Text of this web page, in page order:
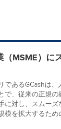
MSME）に
であるGCashは、
で、従来の正規の
に対し、スムーズ
模を拡大するため